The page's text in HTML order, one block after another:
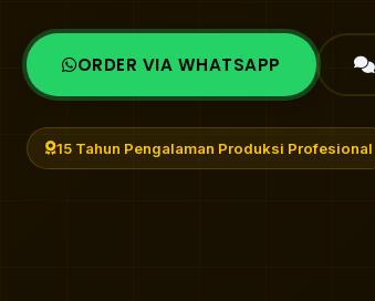
ORDER VIA WHATSAPP
15 Tahun Pengalaman Produksi Profesional